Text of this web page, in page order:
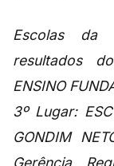
Escolas da
resultados
ENSINO
3º Lugar:
GONDIM
Gerência